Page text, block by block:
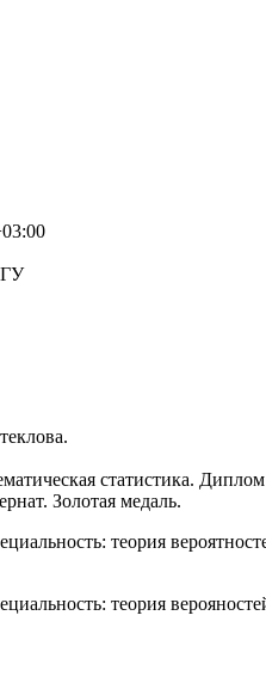
статистика.
Золотая медаль.
теория
теория